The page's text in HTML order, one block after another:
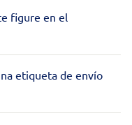
figure en el
etiqueta de envío